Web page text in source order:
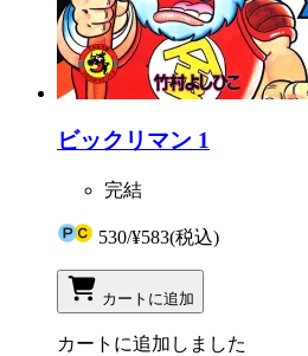
ビックリマン 1
完結
530/¥583(税込)
カートに追加
カートに追加しました